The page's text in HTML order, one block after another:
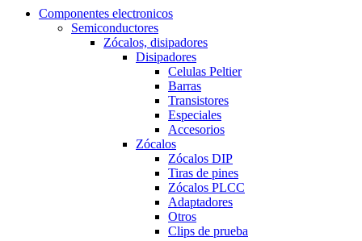
Componentes electronicos
Semiconductores
Zócalos, disipadores
Disipadores
Celulas Peltier
Barras
Transistores
Especiales
Accesorios
Zócalos
Zócalos DIP
Tiras de pines
Zócalos PLCC
Adaptadores
Otros
Clips de prueba